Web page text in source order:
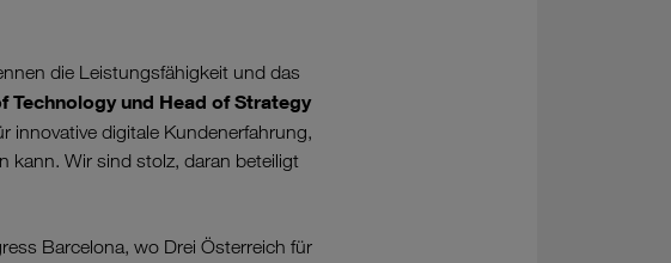
die Leistungsfähigkeit und das
Technology und Head of Strategy
innovative digitale Kundenerfahrung,
kann. Wir sind stolz, daran beteiligt
Barcelona, wo Drei Österreich für